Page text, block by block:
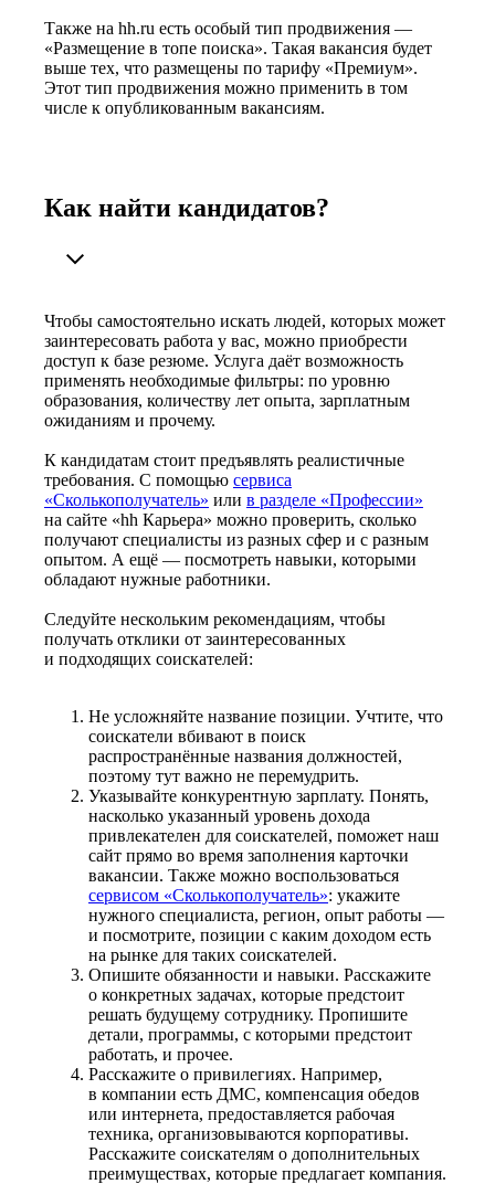
Также на hh.ru есть особый тип продвижения —
«Размещение в топе поиска». Такая вакансия будет
выше тех, что размещены по тарифу «Премиум».
Этот тип продвижения можно применить в том
числе к опубликованным вакансиям.
Как найти кандидатов?
Чтобы самостоятельно искать людей, которых может
заинтересовать работа у вас, можно приобрести
доступ к базе резюме. Услуга даёт возможность
применять необходимые фильтры: по уровню
образования, количеству лет опыта, зарплатным
ожиданиям и прочему.
К кандидатам стоит предъявлять реалистичные
требования. С помощью сервиса
«Сколькополучатель» или в разделе «Профессии»
на сайте «hh Карьера» можно проверить, сколько
получают специалисты из разных сфер и с разным
опытом. А ещё — посмотреть навыки, которыми
обладают нужные работники.
Следуйте нескольким рекомендациям, чтобы
получать отклики от заинтересованных
и подходящих соискателей:
Не усложняйте название позиции. Учтите, что
соискатели вбивают в поиск
распространённые названия должностей,
поэтому тут важно не перемудрить.
Указывайте конкурентную зарплату. Понять,
насколько указанный уровень дохода
привлекателен для соискателей, поможет наш
сайт прямо во время заполнения карточки
вакансии. Также можно воспользоваться
сервисом «Сколькополучатель»: укажите
нужного специалиста, регион, опыт работы —
и посмотрите, позиции с каким доходом есть
на рынке для таких соискателей.
Опишите обязанности и навыки. Расскажите
о конкретных задачах, которые предстоит
решать будущему сотруднику. Пропишите
детали, программы, с которыми предстоит
работать, и прочее.
Расскажите о привилегиях. Например,
в компании есть ДМС, компенсация обедов
или интернета, предоставляется рабочая
техника, организовываются корпоративы.
Расскажите соискателям о дополнительных
преимуществах, которые предлагает компания.